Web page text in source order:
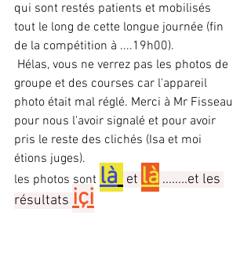
qui sont restés patients et mobilisés
tout le long de cette longue journée (fin
de la compétition à ....19h00).
groupe et des courses car l'appareil
photo était mal réglé. Merci à Mr Fisseau
pour nous l'avoir signalé et pour avoir
pris le reste des clichés (Isa et moi
étions juges).
les photos sont là et là ........et les
résultats içi